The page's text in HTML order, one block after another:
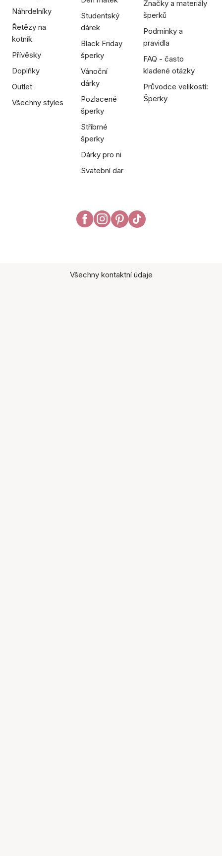
Náhrdelníky
Řetězy na
kotník
Přívěsky
Doplňky
Outlet
Všechny styles
Studentský
dárek
Black Friday
šperky
Vánoční
dárky
Pozlacené
šperky
Stříbrné
šperky
Dárky pro ni
Svatební dar
Značky a materiály
šperků
Podmínky a
pravidla
FAQ - často
kladené otázky
Průvodce velikostí:
Šperky
Všechny kontaktní údaje